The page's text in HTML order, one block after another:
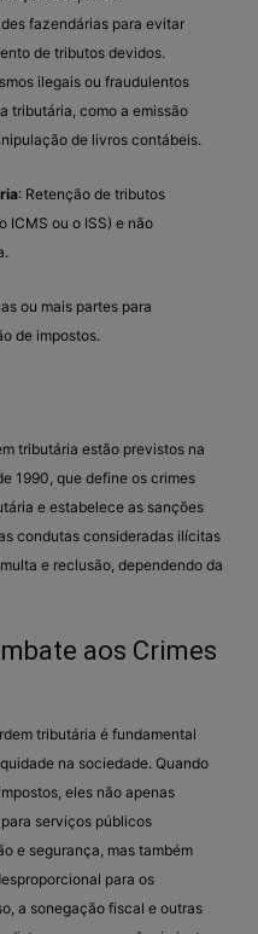
fazendárias para evitar
de tributos devidos.
ilegais ou fraudulentos
tributária, como a emissão
de livros contábeis.
: Retenção de tributos
ICMS ou o ISS) e não
ou mais partes para
de impostos.
tributária estão previstos na
1990, que define os crimes
e estabelece as sanções
condutas consideradas ilícitas
e reclusão, dependendo da
aos Crimes
tributária é fundamental
na sociedade. Quando
eles não apenas
serviços públicos
e segurança, mas também
para os
a sonegação fiscal e outras